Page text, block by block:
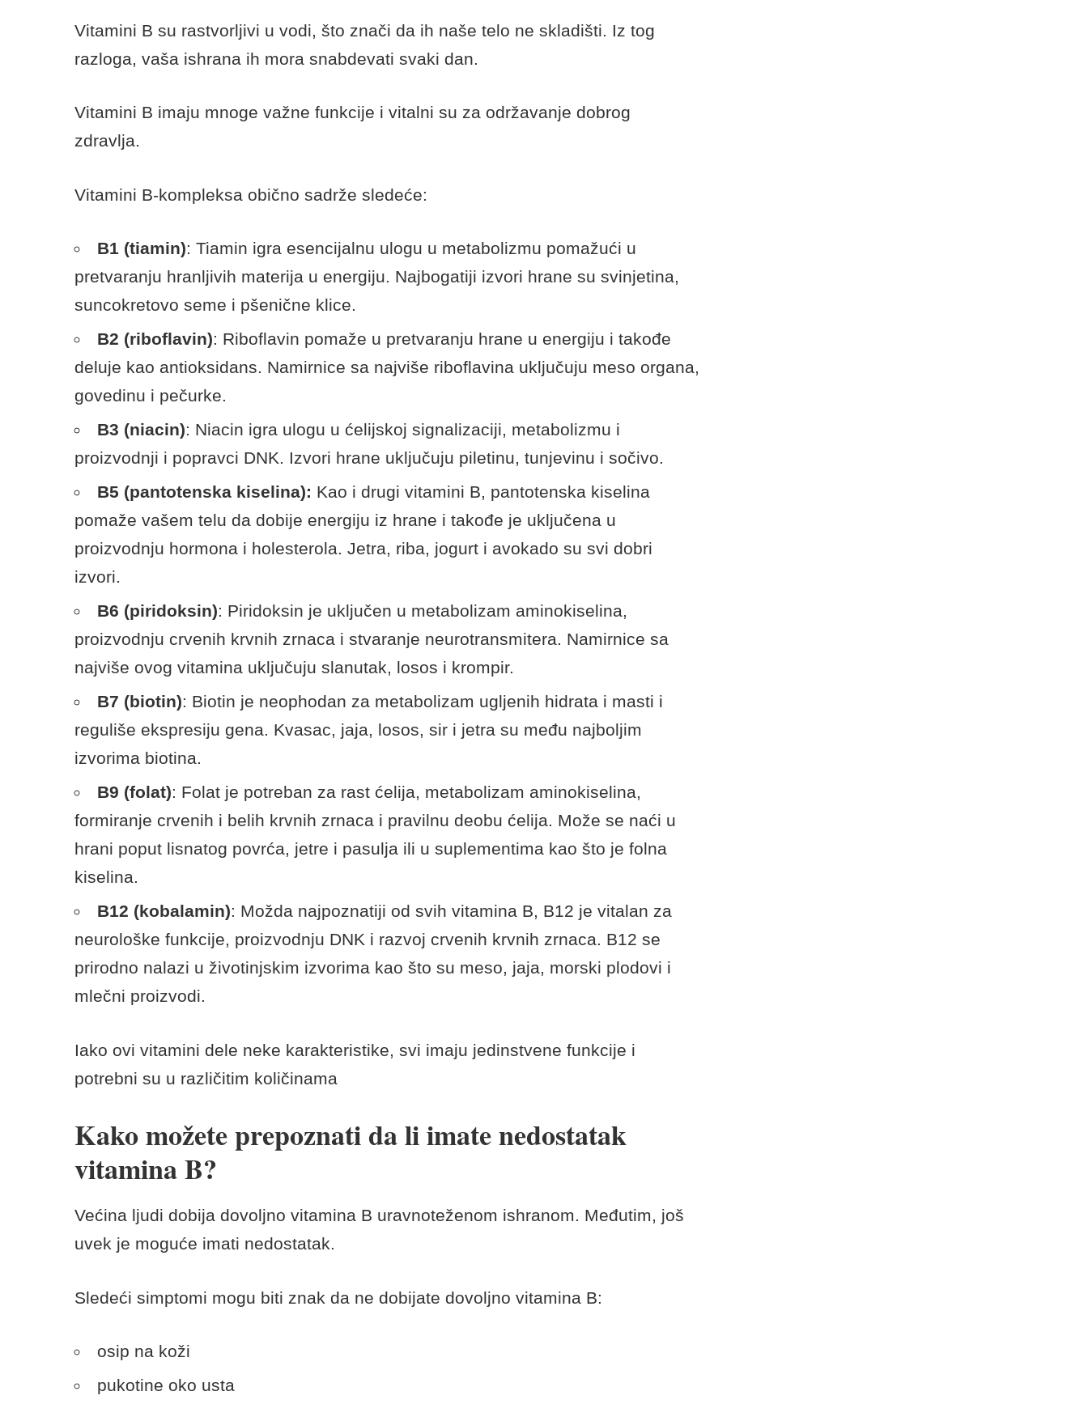
Vitamini B su rastvorljivi u vodi, što znači da ih naše telo ne skladišti. Iz tog
razloga, vaša ishrana ih mora snabdevati svaki dan.
Vitamini B imaju mnoge važne funkcije i vitalni su za održavanje dobrog
zdravlja.
Vitamini B-kompleksa obično sadrže sledeće:
B1 (tiamin): Tiamin igra esencijalnu ulogu u metabolizmu pomažući u
pretvaranju hranljivih materija u energiju. Najbogatiji izvori hrane su svinjetina,
suncokretovo seme i pšenične klice.
B2 (riboflavin): Riboflavin pomaže u pretvaranju hrane u energiju i takođe
deluje kao antioksidans. Namirnice sa najviše riboflavina uključuju meso organa,
govedinu i pečurke.
B3 (niacin): Niacin igra ulogu u ćelijskoj signalizaciji, metabolizmu i
proizvodnji i popravci DNK. Izvori hrane uključuju piletinu, tunjevinu i sočivo.
B5 (pantotenska kiselina): Kao i drugi vitamini B, pantotenska kiselina
pomaže vašem telu da dobije energiju iz hrane i takođe je uključena u
proizvodnju hormona i holesterola. Jetra, riba, jogurt i avokado su svi dobri
izvori.
B6 (piridoksin): Piridoksin je uključen u metabolizam aminokiselina,
proizvodnju crvenih krvnih zrnaca i stvaranje neurotransmitera. Namirnice sa
najviše ovog vitamina uključuju slanutak, losos i krompir.
B7 (biotin): Biotin je neophodan za metabolizam ugljenih hidrata i masti i
reguliše ekspresiju gena. Kvasac, jaja, losos, sir i jetra su među najboljim
izvorima biotina.
B9 (folat): Folat je potreban za rast ćelija, metabolizam aminokiselina,
formiranje crvenih i belih krvnih zrnaca i pravilnu deobu ćelija. Može se naći u
hrani poput lisnatog povrća, jetre i pasulja ili u suplementima kao što je folna
kiselina.
B12 (kobalamin): Možda najpoznatiji od svih vitamina B, B12 je vitalan za
neurološke funkcije, proizvodnju DNK i razvoj crvenih krvnih zrnaca. B12 se
prirodno nalazi u životinjskim izvorima kao što su meso, jaja, morski plodovi i
mlečni proizvodi.
Iako ovi vitamini dele neke karakteristike, svi imaju jedinstvene funkcije i
potrebni su u različitim količinama
Kako možete prepoznati da li imate nedostatak
vitamina B?
Većina ljudi dobija dovoljno vitamina B uravnoteženom ishranom. Međutim, još
uvek je moguće imati nedostatak.
Sledeći simptomi mogu biti znak da ne dobijate dovoljno vitamina B:
osip na koži
pukotine oko usta